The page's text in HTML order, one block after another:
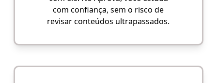
com confiança, sem o risco de
revisar conteúdos ultrapassados.